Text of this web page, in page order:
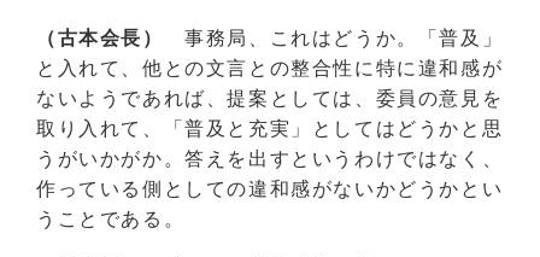
（古本会長）
事務局、これはどうか。「普及」
と入れて、他との文言との整合性に特に違和感が
ないようであれば、提案としては、委員の意見を
取り入れて、「普及と充実」としてはどうかと思
うがいかがか。答えを出すというわけではなく、
作っている側としての違和感がないかどうかとい
うことである。